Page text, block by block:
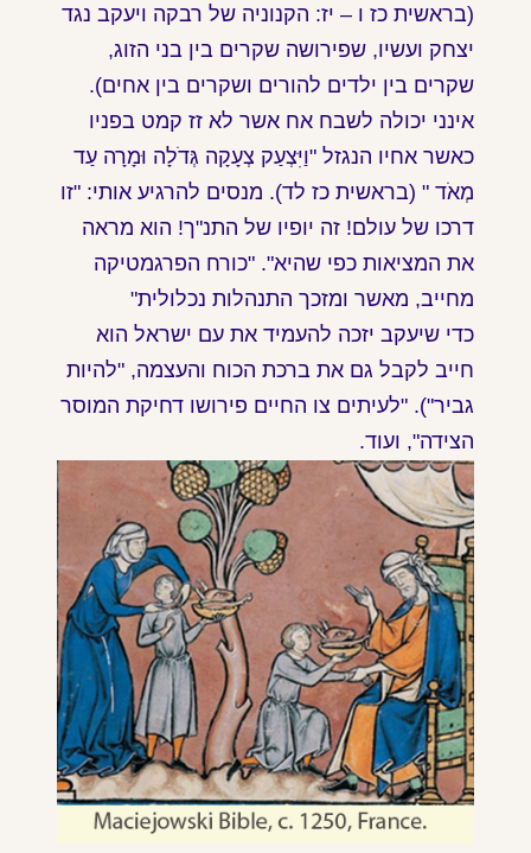
(בראשית כז ו – יז: הקנוניה של רבקה ויעקב נגד
יצחק ועשיו, שפירושה שקרים בין בני הזוג,
שקרים בין ילדים להורים ושקרים בין אחים).
אינני יכולה לשבח אח אשר לא זז קמט בפניו
כאשר אחיו הנגזל "וַיִּצְעַק צְעָקָה גְּדֹלָה וּמָרָה עַד
מְאֹד " (בראשית כז לד). מנסים להרגיע אותי: "זו
דרכו של עולם! זה יופיו של התנ"ך! הוא מראה
את המציאות כפי שהיא". "כורח הפרגמטיקה
מחייב, מאשר ומזכך התנהלות נכלולית"
כדי שיעקב יזכה להעמיד את עם ישראל הוא
חייב לקבל גם את ברכת הכוח והעצמה, "להיות
גביר"). "לעיתים צו החיים פירושו דחיקת המוסר
הצידה", ועוד.